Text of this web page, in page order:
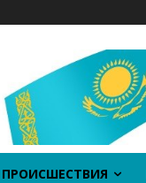
ПРОИСШЕСТВИЯ